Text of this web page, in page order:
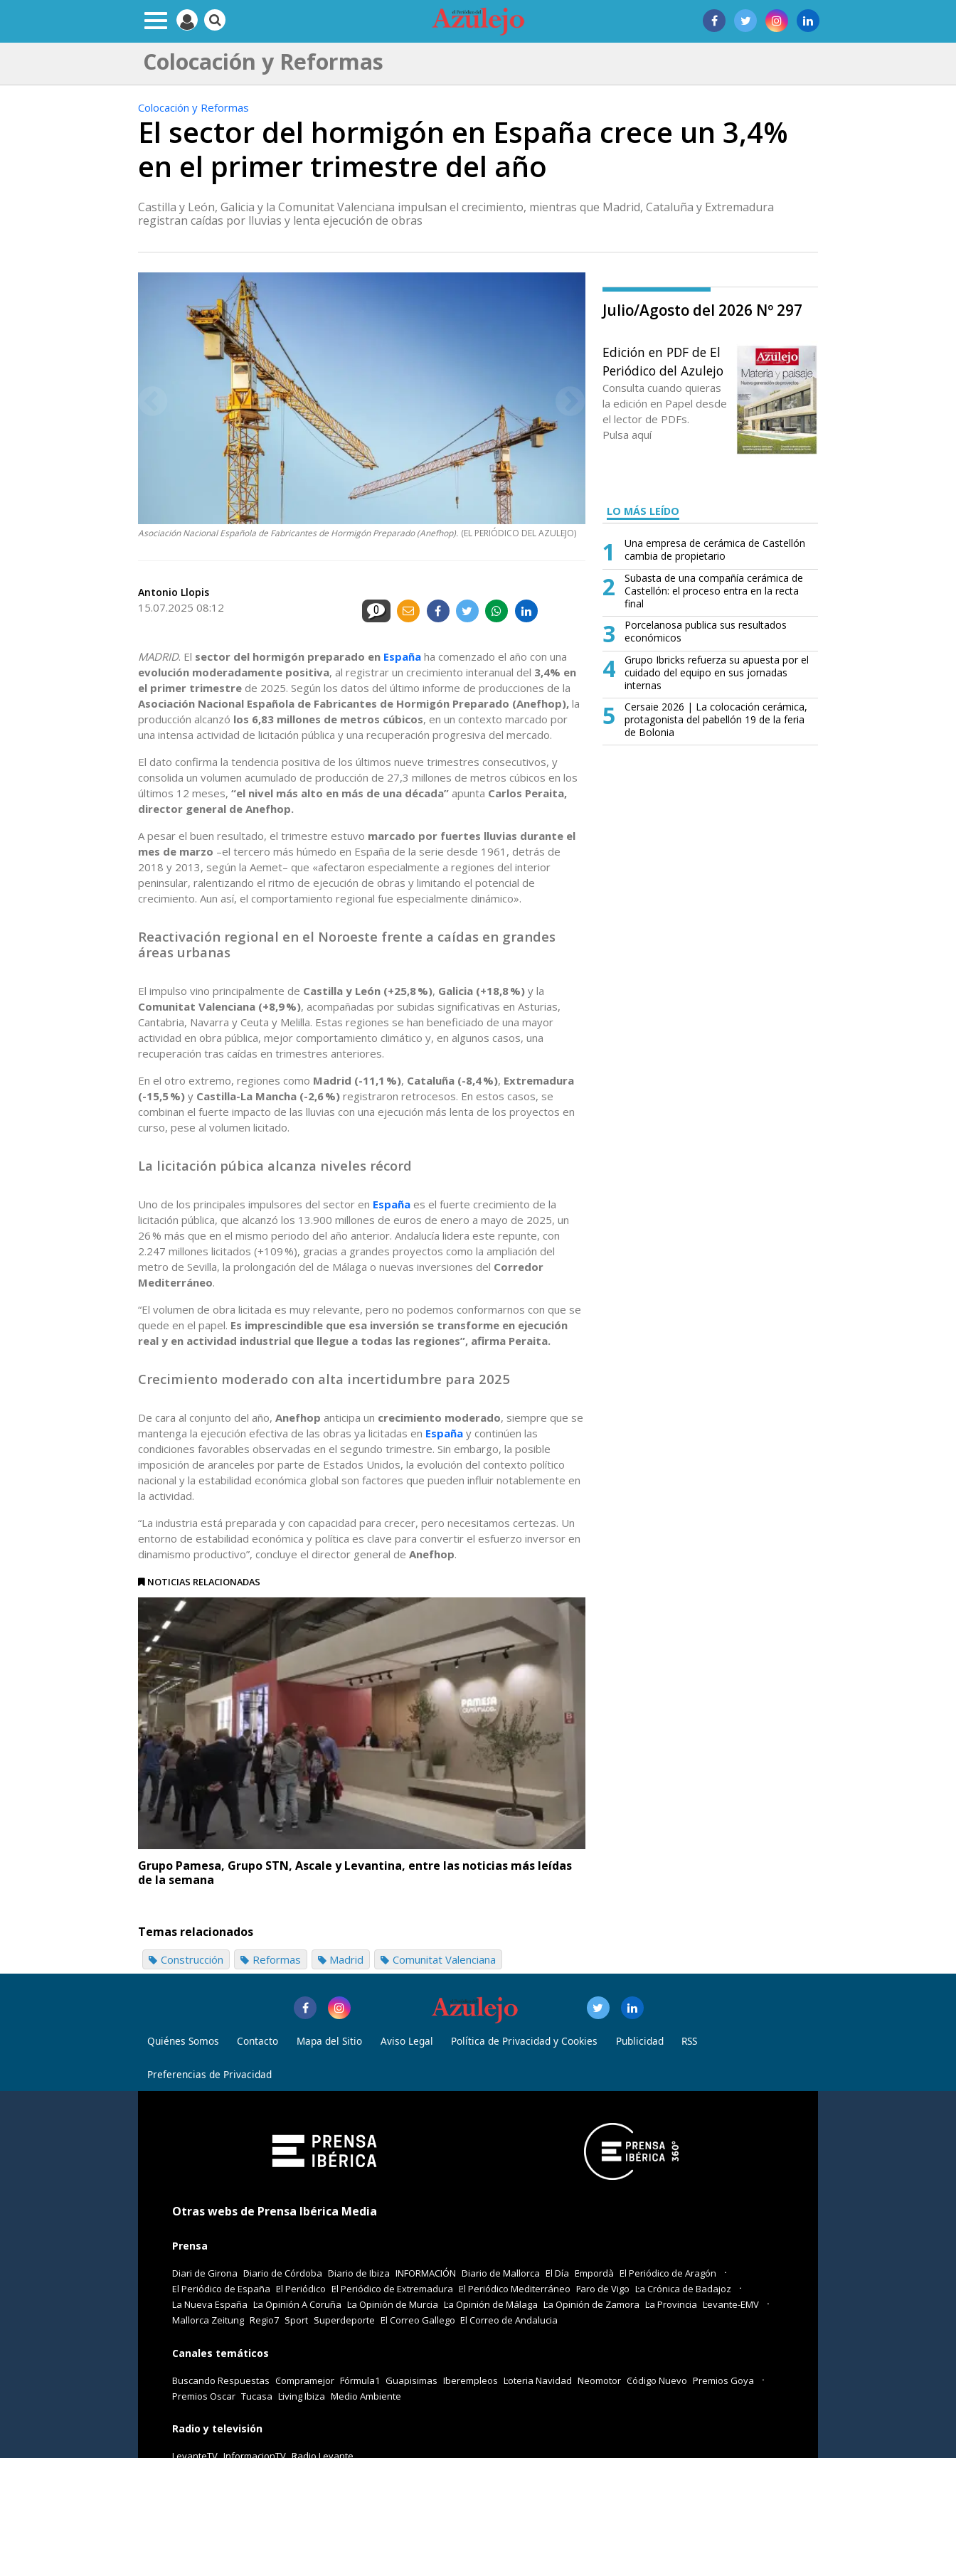
Colocación y Reformas
Colocación y Reformas
El sector del hormigón en España crece un 3,4%
en el primer trimestre del año
Castilla y León, Galicia y la Comunitat Valenciana impulsan el crecimiento, mientras que Madrid, Cataluña y Extremadura
registran caídas por lluvias y lenta ejecución de obras
Asociación Nacional Española de Fabricantes de Hormigón Preparado (Anefhop). (EL PERIÓDICO DEL AZULEJO)
Antonio Llopis
15.07.2025 08:12 0
MADRID. El sector del hormigón preparado en España ha comenzado el año con una
evolución moderadamente positiva, al registrar un crecimiento interanual del 3,4% en
el primer trimestre de 2025. Según los datos del último informe de producciones de la
Asociación Nacional Española de Fabricantes de Hormigón Preparado (Anefhop), la
producción alcanzó los 6,83 millones de metros cúbicos, en un contexto marcado por
una intensa actividad de licitación pública y una recuperación progresiva del mercado.
El dato confirma la tendencia positiva de los últimos nueve trimestres consecutivos, y
consolida un volumen acumulado de producción de 27,3 millones de metros cúbicos en los
últimos 12 meses, “el nivel más alto en más de una década” apunta Carlos Peraita,
director general de Anefhop.
A pesar el buen resultado, el trimestre estuvo marcado por fuertes lluvias durante el
mes de marzo –el tercero más húmedo en España de la serie desde 1961, detrás de
2018 y 2013, según la Aemet– que «afectaron especialmente a regiones del interior
peninsular, ralentizando el ritmo de ejecución de obras y limitando el potencial de
crecimiento. Aun así, el comportamiento regional fue especialmente dinámico».
Reactivación regional en el Noroeste frente a caídas en grandes
áreas urbanas
El impulso vino principalmente de Castilla y León (+25,8 %), Galicia (+18,8 %) y la
Comunitat Valenciana (+8,9 %), acompañadas por subidas significativas en Asturias,
Cantabria, Navarra y Ceuta y Melilla. Estas regiones se han beneficiado de una mayor
actividad en obra pública, mejor comportamiento climático y, en algunos casos, una
recuperación tras caídas en trimestres anteriores.
En el otro extremo, regiones como Madrid (-11,1 %), Cataluña (-8,4 %), Extremadura
(-15,5 %) y Castilla-La Mancha (-2,6 %) registraron retrocesos. En estos casos, se
combinan el fuerte impacto de las lluvias con una ejecución más lenta de los proyectos en
curso, pese al volumen licitado.
La licitación púbica alcanza niveles récord
Uno de los principales impulsores del sector en España es el fuerte crecimiento de la
licitación pública, que alcanzó los 13.900 millones de euros de enero a mayo de 2025, un
26 % más que en el mismo periodo del año anterior. Andalucía lidera este repunte, con
2.247 millones licitados (+109 %), gracias a grandes proyectos como la ampliación del
metro de Sevilla, la prolongación del de Málaga o nuevas inversiones del Corredor
Mediterráneo.
“El volumen de obra licitada es muy relevante, pero no podemos conformarnos con que se
quede en el papel. Es imprescindible que esa inversión se transforme en ejecución
real y en actividad industrial que llegue a todas las regiones”, afirma Peraita.
Crecimiento moderado con alta incertidumbre para 2025
De cara al conjunto del año, Anefhop anticipa un crecimiento moderado, siempre que se
mantenga la ejecución efectiva de las obras ya licitadas en España y continúen las
condiciones favorables observadas en el segundo trimestre. Sin embargo, la posible
imposición de aranceles por parte de Estados Unidos, la evolución del contexto político
nacional y la estabilidad económica global son factores que pueden influir notablemente en
la actividad.
“La industria está preparada y con capacidad para crecer, pero necesitamos certezas. Un
entorno de estabilidad económica y política es clave para convertir el esfuerzo inversor en
dinamismo productivo”, concluye el director general de Anefhop.
NOTICIAS RELACIONADAS
Grupo Pamesa, Grupo STN, Ascale y Levantina, entre las noticias más leídas
de la semana
Temas relacionados
Construcción Reformas Madrid Comunitat Valenciana
Julio/Agosto del 2026 Nº 297
Edición en PDF de El
Periódico del Azulejo
Consulta cuando quieras
la edición en Papel desde
el lector de PDFs.
Pulsa aquí
LO MÁS LEÍDO
1
Una empresa de cerámica de Castellón
cambia de propietario
2
Subasta de una compañía cerámica de
Castellón: el proceso entra en la recta
final
3
Porcelanosa publica sus resultados
económicos
4
Grupo Ibricks refuerza su apuesta por el
cuidado del equipo en sus jornadas
internas
5
Cersaie 2026 | La colocación cerámica,
protagonista del pabellón 19 de la feria
de Bolonia
Quiénes Somos Contacto Mapa del Sitio Aviso Legal Política de Privacidad y Cookies Publicidad RSS
Preferencias de Privacidad
Otras webs de Prensa Ibérica Media
Prensa
Diari de Girona Diario de Córdoba Diario de Ibiza INFORMACIÓN Diario de Mallorca El Día Empordà El Periódico de Aragón
El Periódico de España El Periódico El Periódico de Extremadura El Periódico Mediterráneo Faro de Vigo La Crónica de Badajoz
La Nueva España La Opinión A Coruña La Opinión de Murcia La Opinión de Málaga La Opinión de Zamora La Provincia Levante-EMV
Mallorca Zeitung Regio7 Sport Superdeporte El Correo Gallego El Correo de Andalucia
Canales temáticos
Buscando Respuestas Compramejor Fórmula1 Guapisimas Iberempleos Loteria Navidad Neomotor Código Nuevo Premios Goya
Premios Oscar Tucasa Living Ibiza Medio Ambiente
Radio y televisión
LevanteTV InformacionTV Radio Levante